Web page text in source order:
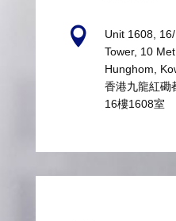

Unit 1608,
Tower, 10
Hunghom,
香港九龍紅磡
16樓1608室